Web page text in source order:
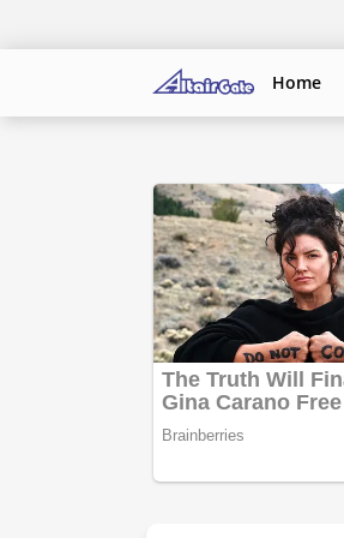
Home